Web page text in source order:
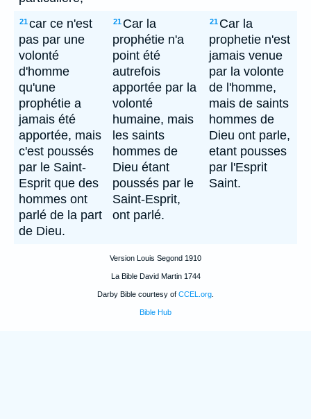
21car ce n'est
pas par une
volonté
d'homme
qu'une
prophétie a
jamais été
apportée, mais
c'est poussés
par le Saint-
Esprit que des
hommes ont
parlé de la part
de Dieu.
21 Car la
prophétie n'a
point été
autrefois
apportée par la
volonté
humaine, mais
les saints
hommes de
Dieu étant
poussés par le
Saint-Esprit,
ont parlé.
21 Car la
prophetie n'est
jamais venue
par la volonte
de l'homme,
mais de saints
hommes de
Dieu ont parle,
etant pousses
par l'Esprit
Saint.
Version Louis Segond 1910
La Bible David Martin 1744
Darby Bible courtesy of CCEL.org
Bible Hub